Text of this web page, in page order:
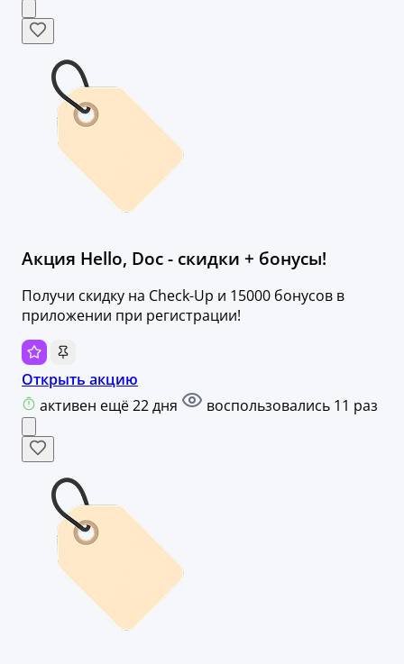
Акция Hello, Doc - скидки + бонусы!
Получи скидку на Check-Up и 15000 бонусов в
приложении при регистрации!
Открыть акцию
активен ещё 22 дня
воспользовались 11 раз